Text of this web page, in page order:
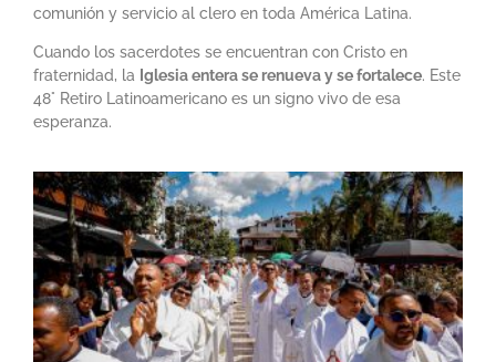
comunión y servicio al clero en toda América Latina.
Cuando los sacerdotes se encuentran con Cristo en
fraternidad, la Iglesia entera se renueva y se fortalece. Este
48° Retiro Latinoamericano es un signo vivo de esa
esperanza.